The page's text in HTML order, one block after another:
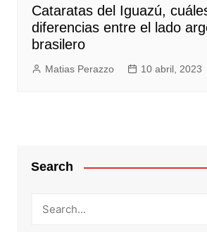
Cataratas del Iguazú,
diferencias entre el lado
brasilero
Matias Perazzo 10 abril, 2023
Search